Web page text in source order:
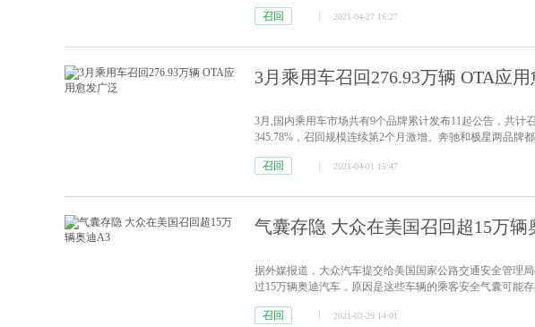
因，发动机舱内的燃油供油管的快速接头在长期高温的情
召回 2021-04-27 16:27
3月乘用车召回276.93万辆 OTA应
3月,国内乘用车市场共有9个品牌累计发布11起公告，共计
345.78%，召回规模连续第2个月激增。奔驰和极星两品牌
范，市场监管总局于2020年11月25发布了关于进一步加强汽
召回 2021-04-01 15:47
气囊存隐 大众在美国召回超15万辆
据外媒报道，大众汽车提交给美国国家公路交通安全管理
过15万辆奥迪汽车，原因是这些车辆的乘客安全气囊可能
司表示，用于检测乘客座位是否有人的系统（PODS）可能
召回 2021-03-29 14:01